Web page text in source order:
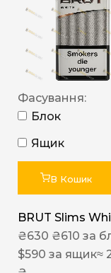
Фасування:
Блок
Ящик
В Кошик
BRUT Slims
₴630 ₴610 за
$590 за ящик≈